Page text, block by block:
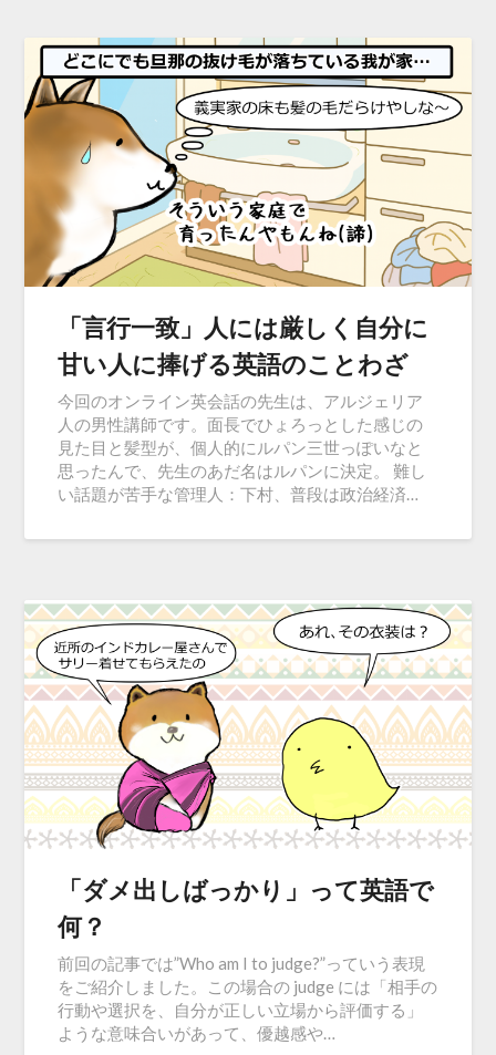
「言行一致」人には厳しく自分に
甘い人に捧げる英語のことわざ
今回のオンライン英会話の先生は、アルジェリア
人の男性講師です。面長でひょろっとした感じの
見た目と髪型が、個人的にルパン三世っぽいなと
思ったんで、先生のあだ名はルパンに決定。 難し
い話題が苦手な管理人：下村、普段は政治経済…
「ダメ出しばっかり」って英語で
何？
前回の記事では”Who am I to judge?”っていう表現
をご紹介しました。この場合の judge には「相手の
行動や選択を、自分が正しい立場から評価する」
ような意味合いがあって、優越感や…